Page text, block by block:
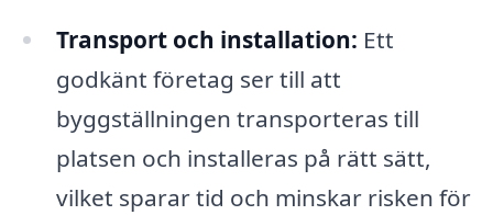
Transport och installation: Ett
godkänt företag ser till att
byggställningen transporteras till
platsen och installeras på rätt sätt,
vilket sparar tid och minskar risken för